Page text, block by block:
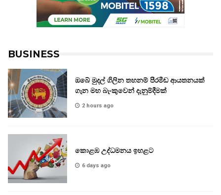
BUSINESS
ඔබේ මුදල් ගිලින තහනම් පීරමීඩ ආයතනයක්
ගැන මහ බැංකුවෙන් දැනුම්දීමක්
2 hours ago
කොළඹ උද්ධමනය ඉහළට
6 days ago